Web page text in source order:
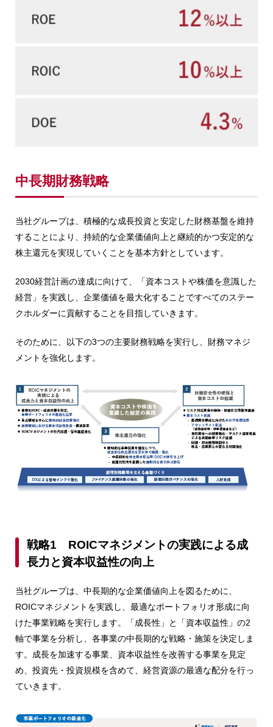
中長期財務戦略
当社グループは、積極的な成長投資と安定した財務基盤を維持
することにより、持続的な企業価値向上と継続的かつ安定的な
株主還元を実現していくことを基本方針としています。
2030経営計画の達成に向けて、「資本コストや株価を意識した
経営」を実践し、企業価値を最大化することですべてのステー
クホルダーに貢献することを目指していきます。
そのために、以下の3つの主要財務戦略を実行し、財務マネジ
メントを強化します。
戦略1 ROICマネジメントの実践による成
長力と資本収益性の向上
当社グループは、中長期的な企業価値向上を図るために、
ROICマネジメントを実践し、最適なポートフォリオ形成に向
けた事業戦略を実行します。「成長性」と「資本収益性」の2
軸で事業を分析し、各事業の中長期的な戦略・施策を決定しま
す。成長を加速する事業、資本収益性を改善する事業を見定
め、投資先・投資規模を含めて、経営資源の最適な配分を行っ
ていきます。